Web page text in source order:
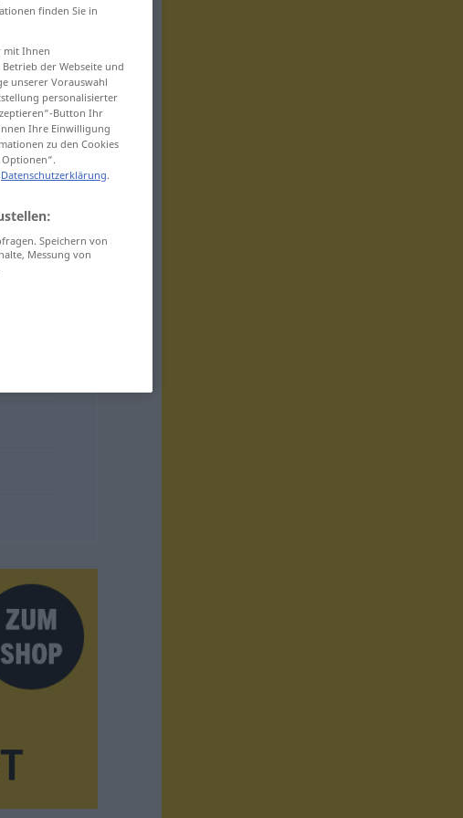
finden Sie in
mit Ihnen
der Webseite und
unserer Vorauswahl
personalisierter
Button Ihr
Ihre Einwilligung
zu den Cookies
Datenschutzerklärung.
Speichern von
Messung von